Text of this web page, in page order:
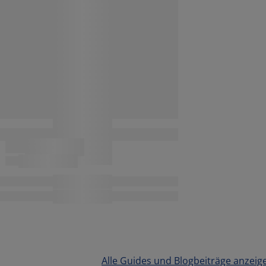
Alle Guides und Blogbeiträge